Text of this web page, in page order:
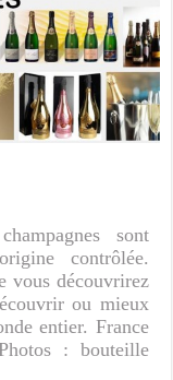
sont
contrôlée.
vous découvrirez
ou mieux
entier. France
: bouteille